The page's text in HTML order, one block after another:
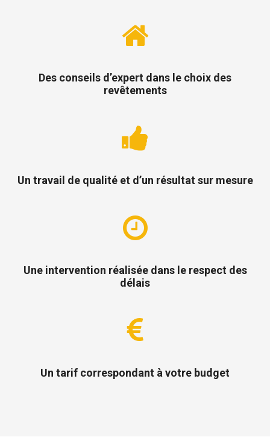
Des conseils d’expert dans le choix des
revêtements
Un travail de qualité et d’un résultat sur mesure
Une intervention réalisée dans le respect des
délais
Un tarif correspondant à votre budget